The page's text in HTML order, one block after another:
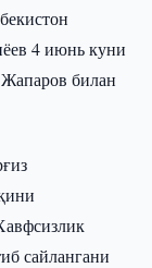
4 июнь куни
билан
сайлангани